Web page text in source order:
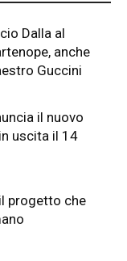
Dalla al
anche
Guccini
il nuovo
uscita il 14
progetto che